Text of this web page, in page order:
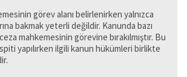
görev alanı belirlenirken yalnızca
bakmak yeterli değildir. Kanunda bazı
mahkemesinin görevine bırakılmıştır. Bu
yapılırken ilgili kanun hükümleri birlikte